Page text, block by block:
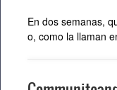
En dos semanas,
o, como la llaman